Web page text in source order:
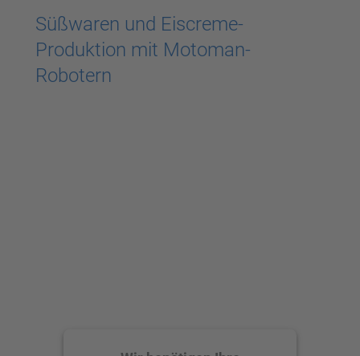
Süßwaren und Eiscreme-
Produktion mit Motoman-
Robotern